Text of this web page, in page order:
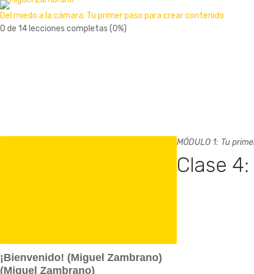
Del miedo a la cámara: Tu primer paso para crear contenido
0 de 14 lecciones completas (0%)
¡Bienvenido! (Miguel Zambrano)
(Miguel Zambrano)
MÓDULO 1: Tu
Clase